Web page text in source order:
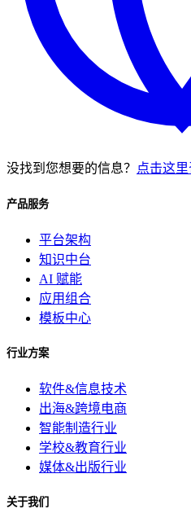
没找到您想要的信息？ 点击这
产品服务
平台架构
知识中台
AI 赋能
应用组合
模板中心
行业方案
软件&信息技术
出海&跨境电商
智能制造行业
学校&教育行业
媒体&出版行业
关于我们